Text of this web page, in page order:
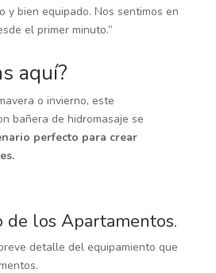
y bien equipado. Nos sentimos en
el primer minuto.”
aquí?
o invierno, este
bañera de hidromasaje se
perfecto para crear
de los Apartamentos.
detalle del equipamiento que